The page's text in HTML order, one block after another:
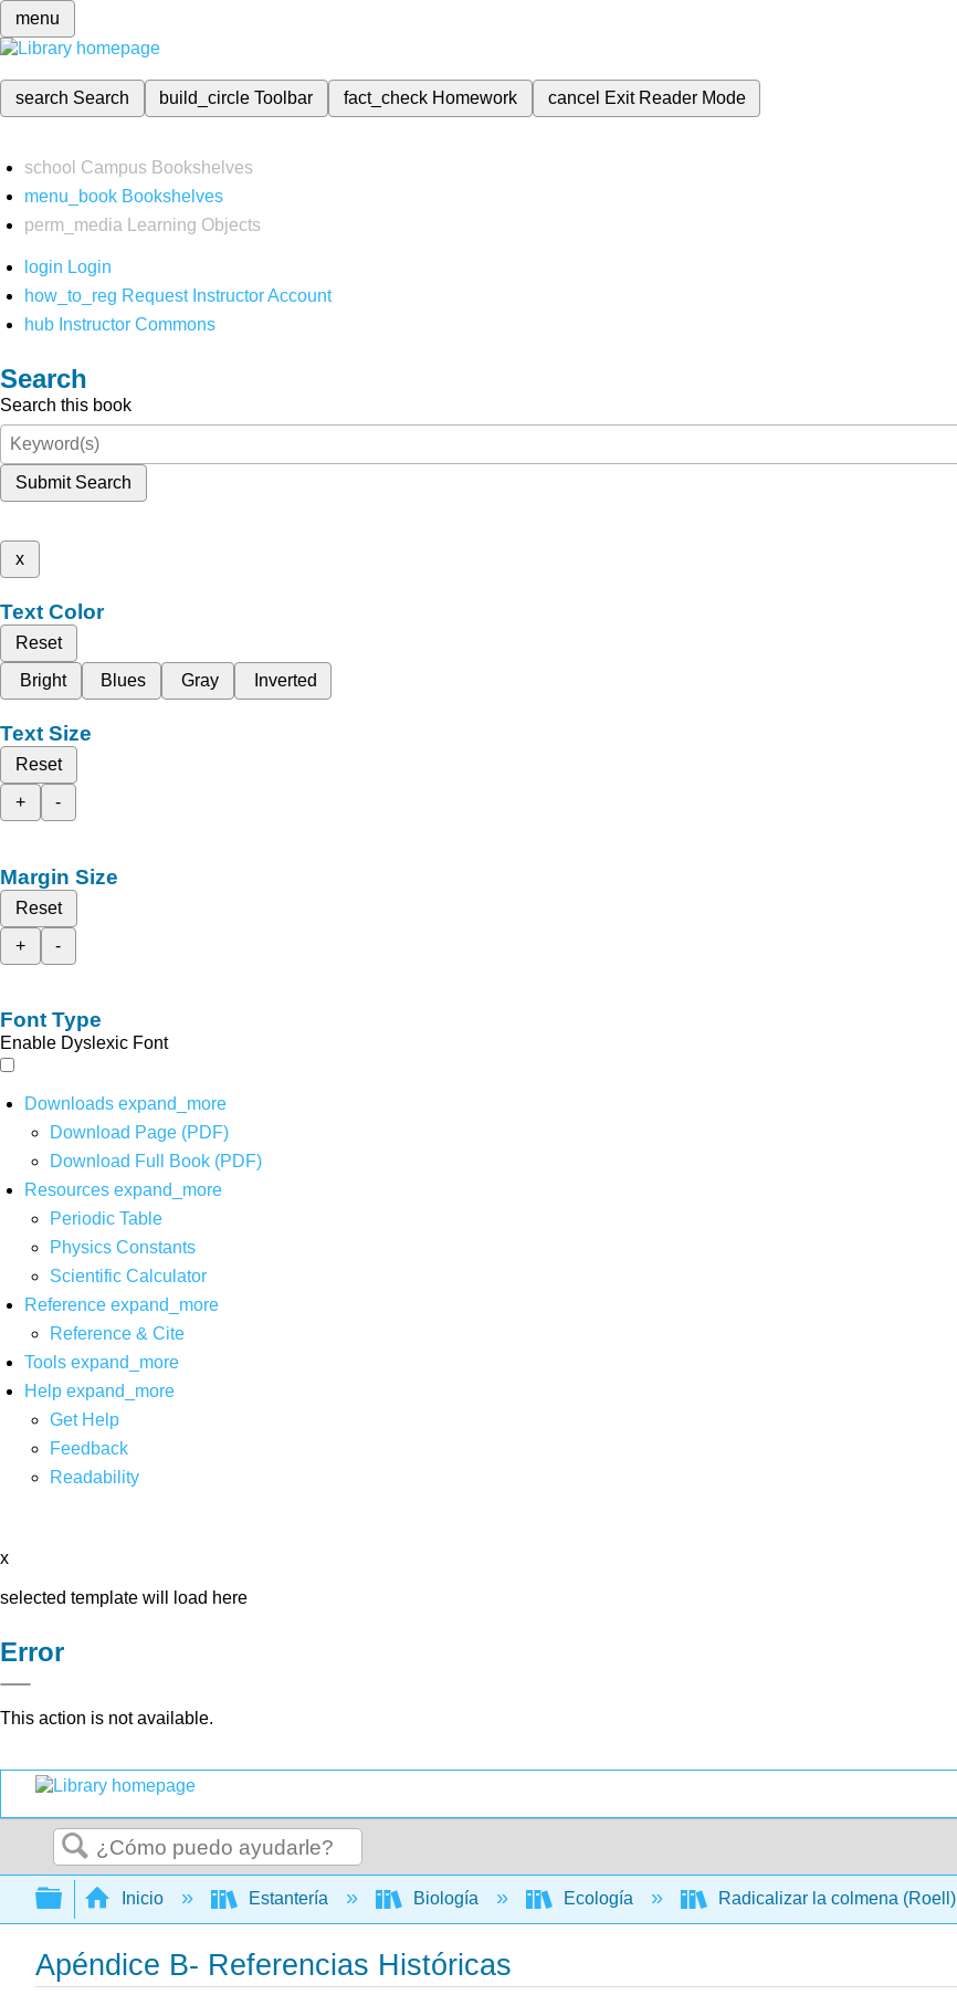
menu
search Search build_circleToolbar fact_check Homework cancel Exit Reader Mode
school Campus Bookshelves
menu_book Bookshelves
perm_media
Learning Objects
login Login
how_to_reg Request Instructor Account
hub Instructor Commons
Search
Search this book
Submit Search
x
Text Color
Reset
Bright
Blues Gray Inverted
Text Size
Reset
+
-
Margin Size
Reset
+
-
Font Type
Enable Dyslexic Font
Downloads expand_more
Download Page (PDF)
Download Full Book (PDF)
Resources expand_more
Periodic Table
Physics Constants
Scientific Calculator
Reference expand_more
Reference & Cite
Tools expand_more
Help expand_more
Get Help
Feedback
Readability
x
selected template will load here
Error
This action is not available.
Buscar
Expandir/contraer jerarquía global
Inicio Estantería Biología Ecología Radicalizar la colmena (Roell)
Apéndice B- Referencias Históricas